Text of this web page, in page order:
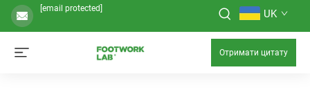
[email protected] UK
Отримати цитату